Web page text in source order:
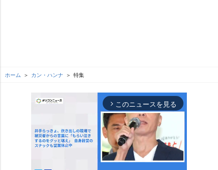
ホーム カン・ハンナ 特集
arrow_forward_ios このニュースを見る